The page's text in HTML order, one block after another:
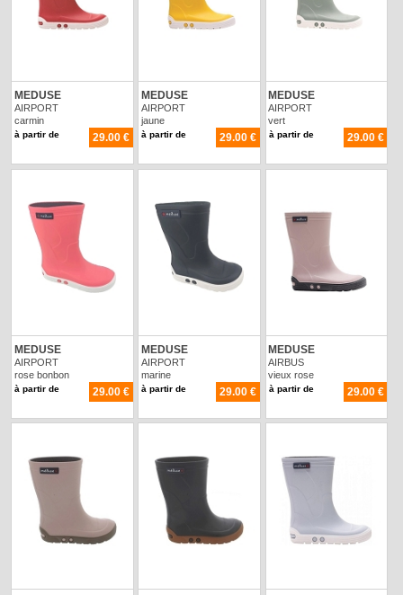
MEDUSE
AIRPORT
carmin
à partir de 29.00 €
MEDUSE
AIRPORT
jaune
à partir de 29.00 €
MEDUSE
AIRPORT
vert
à partir de 29.00 €
MEDUSE
AIRPORT
rose bonbon
à partir de 29.00 €
MEDUSE
AIRPORT
marine
à partir de 29.00 €
MEDUSE
AIRBUS
vieux rose
à partir de 29.00 €